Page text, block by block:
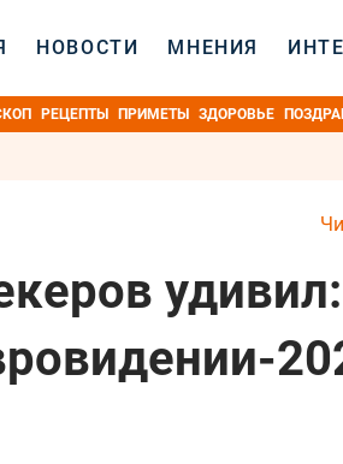
НОВОСТИ МНЕНИЯ
РЕЦЕПТЫ ПРИМЕТЫ ЗДОРОВЬЕ